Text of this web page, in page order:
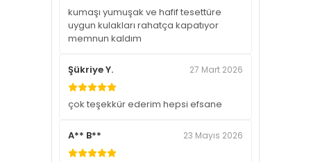
kumaşı yumuşak ve hafif tesettüre
uygun kulakları rahatça kapatıyor
memnun kaldım
Şükriye Y. 27 Mart 2026
çok teşekkür ederim hepsi efsane
A** B** 23 Mayıs 2026